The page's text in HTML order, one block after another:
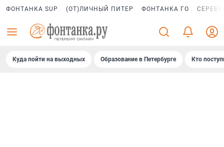
ФОНТАНКА SUP (ОТ)ЛИЧНЫЙ ПИТЕР ФОНТАНКА ГО
Куда пойти на выходных Образование в Петербурге Кто